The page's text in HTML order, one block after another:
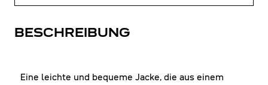
BESCHREIBUNG
Eine leichte und bequeme Jacke, die aus einem